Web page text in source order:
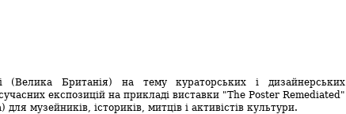
(Велика Британія) на тему кураторських і дизайнерських
експозицій на прикладі виставки "The Poster Remediated"
музейників, істориків, митців і активістів культури.